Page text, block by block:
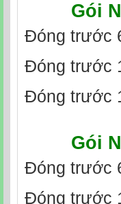
Gói
Đóng trước
Đóng trước
Đóng trước
Gói
Đóng trước
Đóng trước